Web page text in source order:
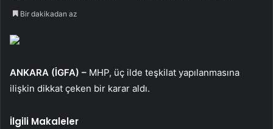
Bir dakikadan az
ANKARA (İGFA) – MHP, üç ilde teşkilat yapılanmasına
ilişkin dikkat çeken bir karar aldı.
İlgili Makaleler